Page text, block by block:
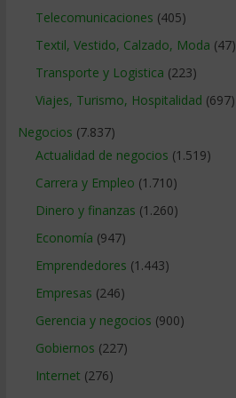
Telecomunicaciones (405)
Textil, Vestido, Calzado, Moda (47)
Transporte y Logistica (223)
Viajes, Turismo, Hospitalidad (697)
Negocios (7.837)
Actualidad de negocios (1.519)
Carrera y Empleo (1.710)
Dinero y finanzas (1.260)
Economía (947)
Emprendedores (1.443)
Empresas (246)
Gerencia y negocios (900)
Gobiernos (227)
Internet (276)